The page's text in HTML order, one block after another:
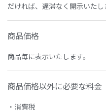
だければ、遅滞なく開示いたし
商品価格
商品毎に表示いたします。
商品価格以外に必要な料金
・消費税